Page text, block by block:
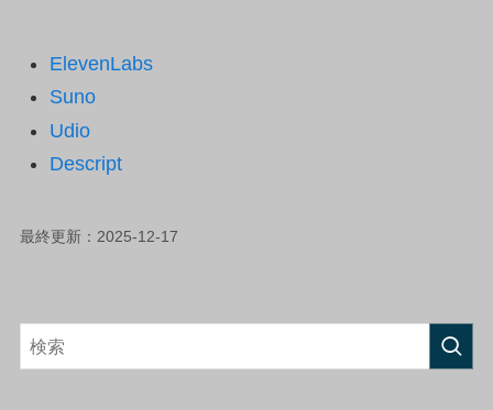
ElevenLabs
Suno
Udio
Descript
最終更新：2025-12-17